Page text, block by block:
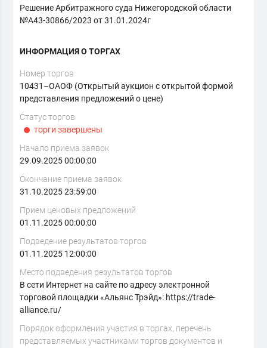
Решение Арбитражного суда Нижегородской области
№А43-30866/2023 от 31.01.2024г
ИНФОРМАЦИЯ О ТОРГАХ
Номер торгов
10431–ОАОФ (Открытый аукцион с открытой формой
представления предложений о цене)
Статус торгов
торги завершены
Начало приема заявок
29.09.2025 00:00:00
Окончание приема заявок
31.10.2025 23:59:00
Прием ценовых предложений
01.11.2025 00:00:00
Подведение результатов торгов
01.11.2025 12:00:00
Место подведения результатов торгов
В сети Интернет на сайте по адресу электронной
торговой площадки «Альянс Трэйд»: https://trade-
alliance.ru/
Порядок оформления участия в торгах, перечень
представляемых участниками торгов документов и